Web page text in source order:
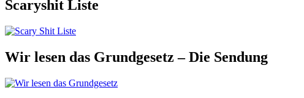
Scaryshit Liste
Wir lesen das Grundgesetz – Die Sendung